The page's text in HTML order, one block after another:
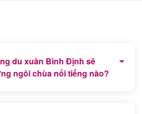
du xuân Bình Định sẽ
ngôi chùa nổi tiếng nào?